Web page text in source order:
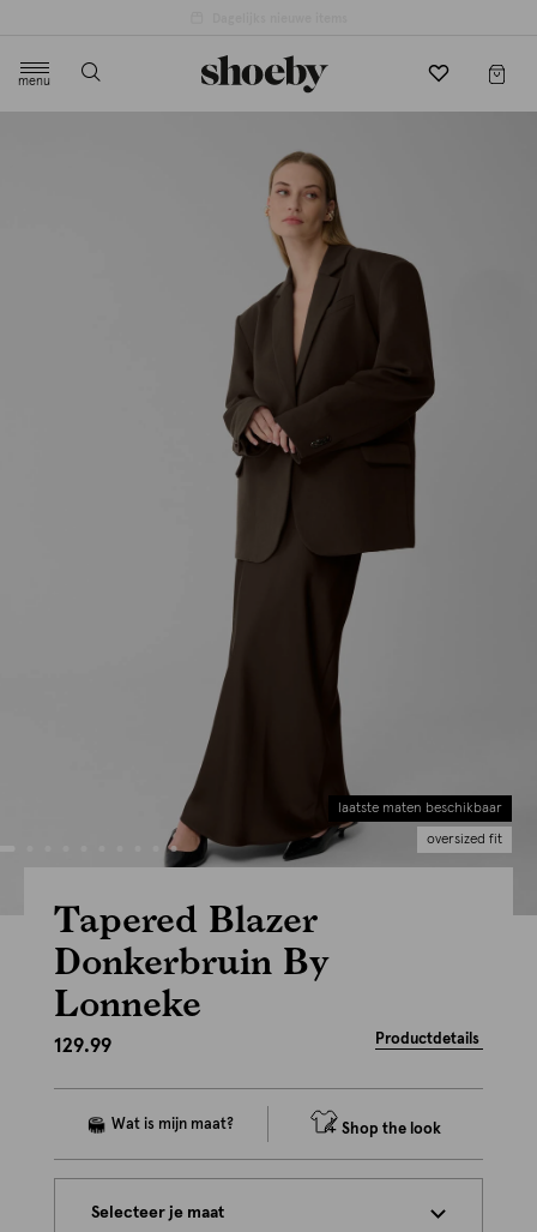
menu
laatste maten beschikbaar
oversized fit
Tapered Blazer
Donkerbruin By
Lonneke
129.99 Productdetails
Shop the look
Selecteer je maat